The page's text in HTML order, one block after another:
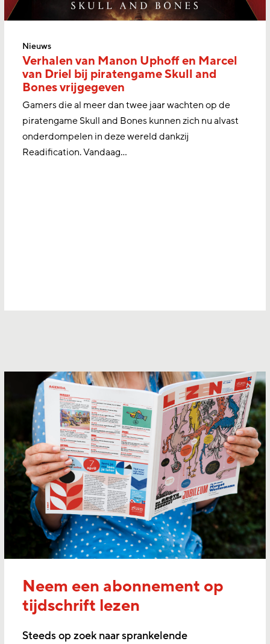
Nieuws
Verhalen van Manon Uphoff en Marcel
van Driel bij piratengame Skull and
Bones vrijgegeven
Gamers die al meer dan twee jaar wachten op de
piratengame Skull and Bones kunnen zich nu alvast
onderdompelen in deze wereld dankzij
Readification. Vandaag...
Neem een abonnement op
tijdschrift lezen
Steeds op zoek naar sprankelende